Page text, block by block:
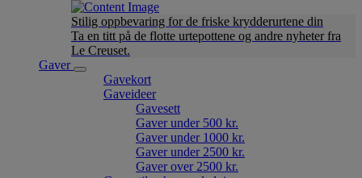
Stilig oppbevaring for de friske krydderurtene din
Ta en titt på de flotte urtepottene og andre nyheter fra
Le Creuset.
Gaver
Gavekort
Gaveideer
Gavesett
Gaver under 500 kr.
Gaver under 1000 kr.
Gaver under 2500 kr.
Gaver over 2500 kr.